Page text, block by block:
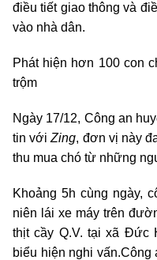
điều tiết giao thông và
vào nhà dân.
Phát hiện hơn 100 con
trộm
Ngày 17/12, Công an
tin vớiZing, đơn vị này
thu mua chó từ những
Khoảng 5h cùng ngày,
niên lái xe máy trên
thịt cầy Q.V. tại xã Đức
biểu hiện nghi vấn.Công